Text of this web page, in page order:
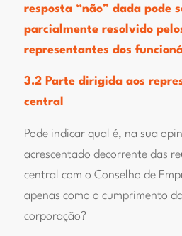
resposta “não” dada pode
parcialmente resolvido
representantes dos
3.2 Parte dirigida aos
central
Pode indicar qual é, na sua
acrescentado decorrente das
central com o Conselho de
apenas como o cumprimento
corporação?